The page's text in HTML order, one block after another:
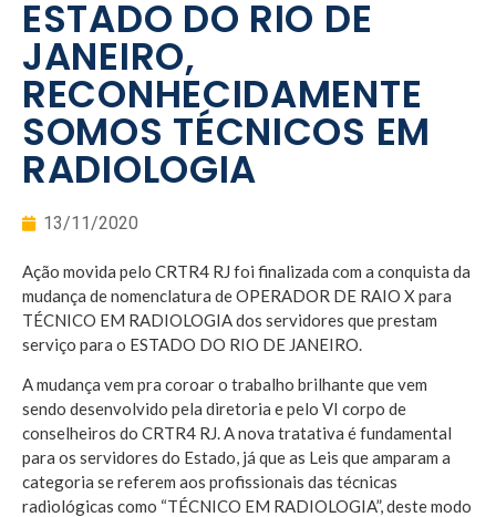
ESTADO DO RIO DE
JANEIRO,
RECONHECIDAMENTE
SOMOS TÉCNICOS EM
RADIOLOGIA
13/11/2020
Ação movida pelo CRTR4 RJ foi finalizada com a conquista da
mudança de nomenclatura de OPERADOR DE RAIO X para
TÉCNICO EM RADIOLOGIA dos servidores que prestam
serviço para o ESTADO DO RIO DE JANEIRO.
A mudança vem pra coroar o trabalho brilhante que vem
sendo desenvolvido pela diretoria e pelo VI corpo de
conselheiros do CRTR4 RJ. A nova tratativa é fundamental
para os servidores do Estado, já que as Leis que amparam a
categoria se referem aos profissionais das técnicas
radiológicas como “TÉCNICO EM RADIOLOGIA”, deste modo